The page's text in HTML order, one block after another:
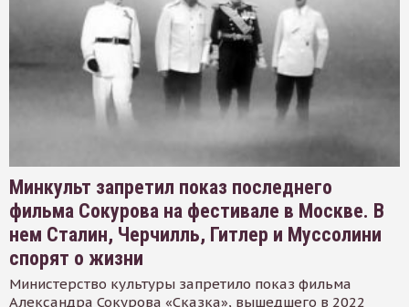
Минкульт запретил показ последнего
фильма Сокурова на фестивале в Москве. В
нем Сталин, Черчилль, Гитлер и Муссолини
спорят о жизни
Министерство культуры запретило показ фильма
Александра Сокурова «Сказка», вышедшего в 2022